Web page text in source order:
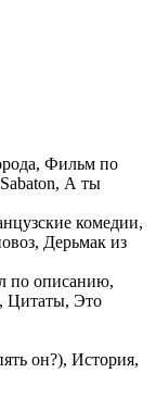
Фильм по
А ты
комедии,
Дерьмак из
по описанию,
Цитаты, Это
он?), История,